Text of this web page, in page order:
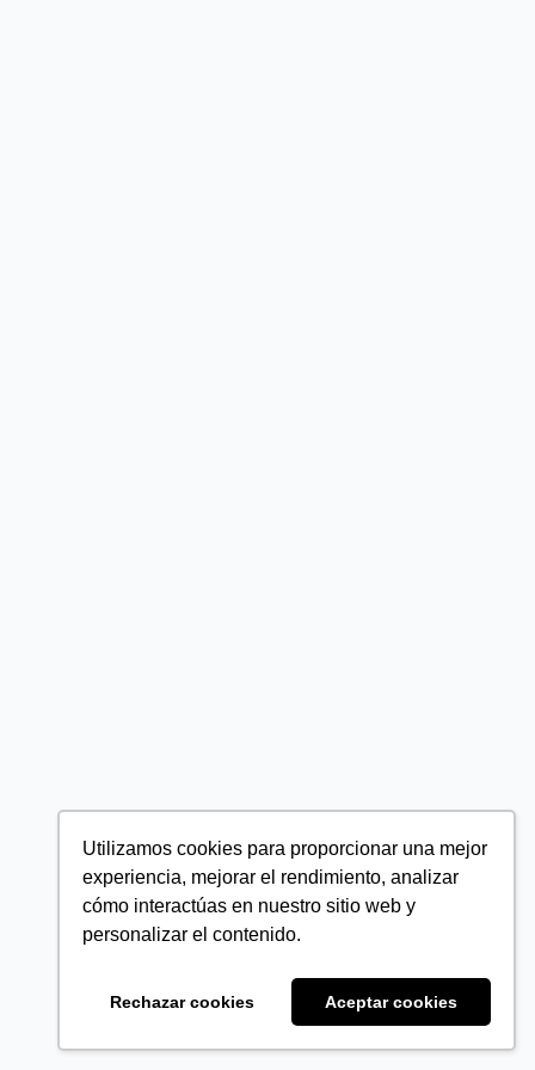
Utilizamos cookies para proporcionar una mejor
experiencia, mejorar el rendimiento, analizar
cómo interactúas en nuestro sitio web y
personalizar el contenido.
Rechazar cookies Aceptar cookies